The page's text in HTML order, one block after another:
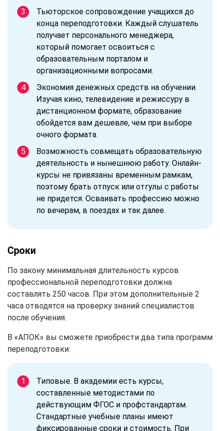
Тьюторское сопровождение учащихся до
конца переподготовки. Каждый слушатель
получает персонального менеджера,
который помогает освоиться с
образовательным порталом и
организационными вопросами.
Экономия денежных средств на обучении.
Изучая кино, телевидение и режиссуру в
дистанционном формате, образование
обойдется вам дешевле, чем при выборе
очного формата.
Возможность совмещать образовательную
деятельность и нынешнюю работу. Онлайн-
курсы не привязаны временным рамкам,
поэтому брать отпуск или отгулы с работы
не придется. Осваивать профессию можно
по вечерам, в поездах и так далее.
Сроки
По закону минимальная длительность курсов
профессиональной переподготовки должна
составлять 250 часов. При этом дополнительные 2
часа отводятся на проверку знаний специалистов
после обучения.
В «АПОК» вы сможете приобрести два типа программ
переподготовки:
Типовые. В академии есть курсы,
составленные методистами по
действующим ФГОС и профстандартам.
Стандартные учебные планы имеют
фиксированные сроки и стоимость. При